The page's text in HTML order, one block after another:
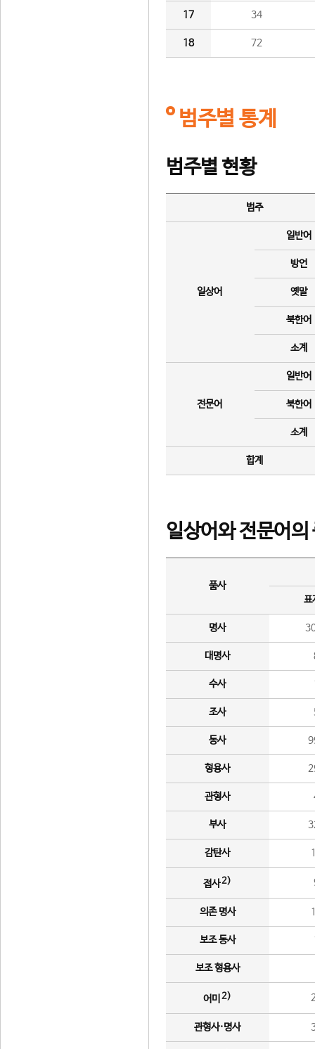
17 34
18 72
범주별 통계
범주별 현황
범주
일상어
일반어
방언
옛말
북한어
소계
전문어
일반어
북한어
소계
합계
일상어와 전문어의
품사
표
명사
대명사
수사
조사
동사
형용사
관형사
부사
감탄사
접사2)
의존 명사
보조 동사
보조 형용사
어미 2)
관형사·명사